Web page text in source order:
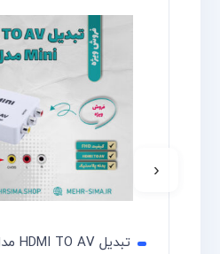
تبدیل HDMI TO AV مدل Mini
‹